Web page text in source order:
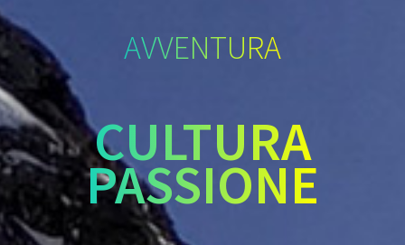
AVVENTURA
CULTURA
PASSIONE